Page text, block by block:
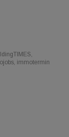
immotermin